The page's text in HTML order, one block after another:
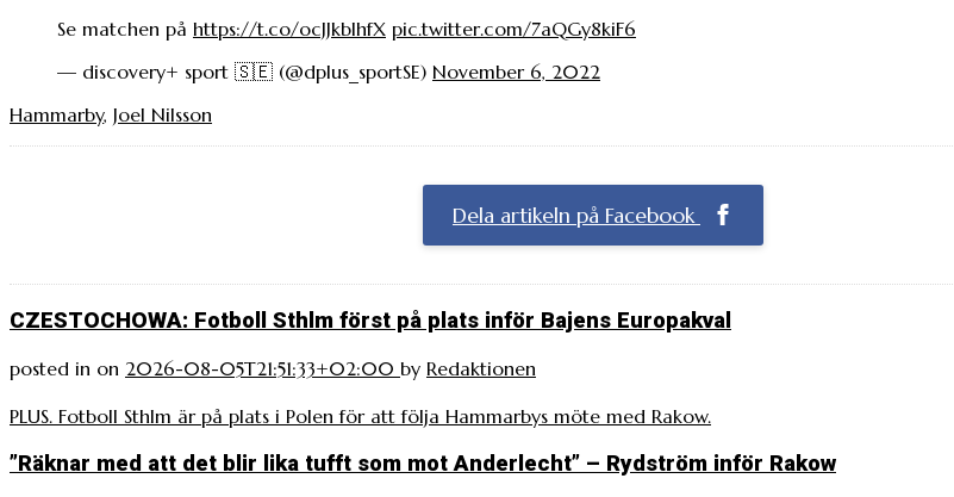
Se matchen på https://t.co/ocJJkbIhfX pic.twitter.com/7aQGy8kiF6
— discovery+ sport 🇸🇪 (@dplus_sportSE) November 6, 2022
Hammarby, Joel Nilsson
Dela artikeln på Facebook
CZESTOCHOWA: Fotboll Sthlm först på plats inför Bajens Europakval
posted in on 2026-08-05T21:51:33+02:00 by Redaktionen
PLUS. Fotboll Sthlm är på plats i Polen för att följa Hammarbys möte med Rakow.
”Räknar med att det blir lika tufft som mot Anderlecht” – Rydström inför Rakow